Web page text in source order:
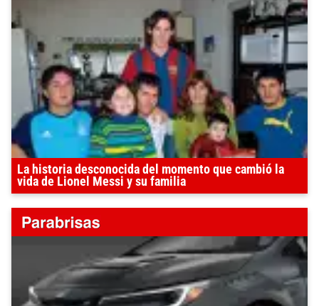
La historia desconocida del momento que cambió la
vida de Lionel Messi y su familia